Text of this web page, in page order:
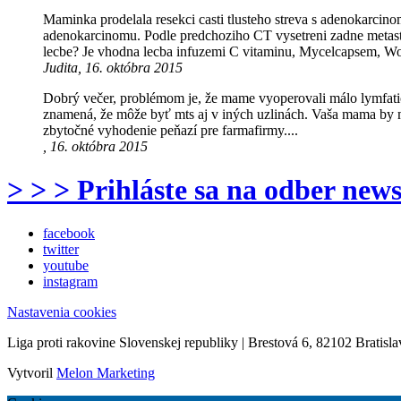
Maminka prodelala resekci casti tlusteho streva s
adenokarcinomu. Podle predchoziho CT vysetreni zadne
lecbe? Je vhodna lecba infuzemi C vitaminu, Mycelcapsem,
Judita, 16. októbra 2015
Dobrý večer, problémom je, že mame vyoperovali málo
znamená, že môže byť mts aj v iných uzlinách. Vaša mama
zbytočné vyhodenie peňazí pre farmafirmy....
, 16. októbra 2015
> > > Prihláste sa na odber
facebook
twitter
youtube
instagram
Nastavenia cookies
Liga proti rakovine Slovenskej republiky | Brestová 6, 82102
Vytvoril Melon Marketing